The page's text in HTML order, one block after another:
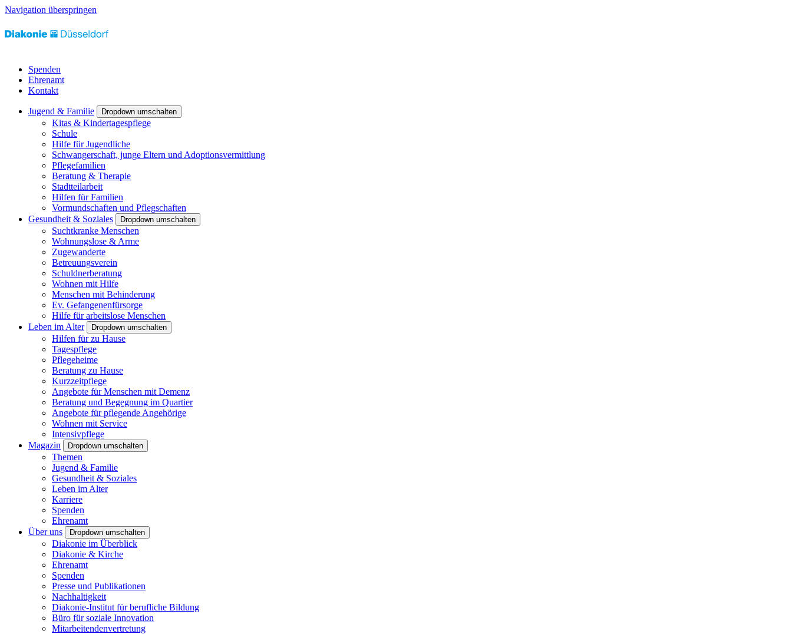
Navigation überspringen
Spenden
Ehrenamt
Kontakt
Jugend & Familie Dropdown umschalten
Kitas & Kindertagespflege
Schule
Hilfe für Jugendliche
Schwangerschaft, junge Eltern und Adoptionsvermittlung
Pflegefamilien
Beratung & Therapie
Stadtteilarbeit
Hilfen für Familien
Vormundschaften und Pflegschaften
Gesundheit & Soziales
Dropdown umschalten
Suchtkranke Menschen
Wohnungslose & Arme
Zugewanderte
Betreuungsverein
Schuldnerberatung
Wohnen mit Hilfe
Menschen mit Behinderung
Ev. Gefangenenfürsorge
Hilfe für arbeitslose Menschen
Leben im Alter
Dropdown umschalten
Hilfen für zu Hause
Tagespflege
Pflegeheime
Beratung zu Hause
Kurzzeitpflege
Angebote für Menschen mit Demenz
Beratung und Begegnung im Quartier
Angebote für pflegende Angehörige
Wohnen mit Service
Intensivpflege
Magazin
Dropdown umschalten
Themen
Jugend & Familie
Gesundheit & Soziales
Leben im Alter
Karriere
Spenden
Ehrenamt
Über uns
Dropdown umschalten
Diakonie im Überblick
Diakonie & Kirche
Ehrenamt
Spenden
Presse und Publikationen
Nachhaltigkeit
Diakonie-Institut für berufliche Bildung
Büro für soziale Innovation
Mitarbeitendenvertretung